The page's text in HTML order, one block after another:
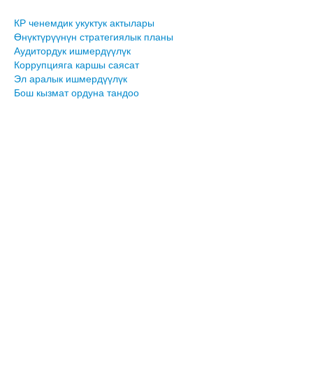
КР ченемдик укуктук актылары
Өнүктүрүүнүн стратегиялык планы
Аудитордук ишмердүүлүк
Коррупцияга каршы саясат
Эл аралык ишмердүүлүк
Бош кызмат ордуна тандоо